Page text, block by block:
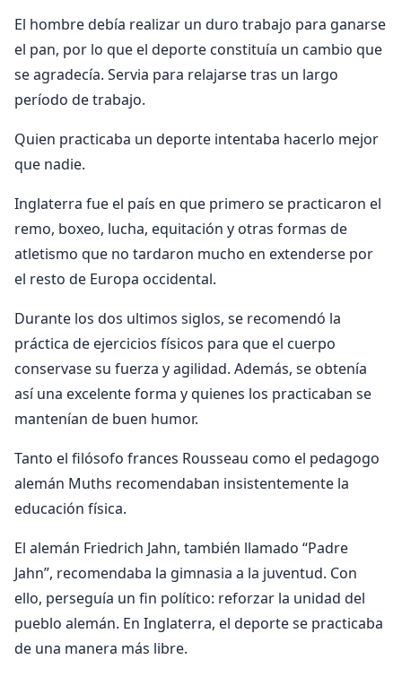
El hombre debía realizar un duro trabajo para ganarse
el pan, por lo que el deporte constituía un cambio que
se agradecía. Servia para relajarse tras un largo
período de trabajo.
Quien practicaba un deporte intentaba hacerlo mejor
que nadie.
Inglaterra fue el país en que primero se practicaron el
remo, boxeo, lucha, equitación y otras formas de
atletismo que no tardaron mucho en extenderse por
el resto de Europa occidental.
Durante los dos ultimos siglos, se recomendó la
práctica de ejercicios físicos para que el cuerpo
conservase su fuerza y agilidad. Además, se obtenía
así una excelente forma y quienes los practicaban se
mantenían de buen humor.
Tanto el filósofo frances Rousseau como el pedagogo
alemán Muths recomendaban insistentemente la
educación física.
El alemán Friedrich Jahn, también llamado “Padre
Jahn”, recomendaba la gimnasia a la juventud. Con
ello, perseguía un fin político: reforzar la unidad del
pueblo alemán. En Inglaterra, el deporte se practicaba
de una manera más libre.